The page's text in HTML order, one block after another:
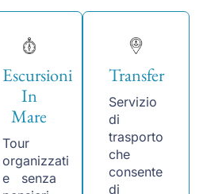
Escursioni
In
Mare
Tour
organizzati
e senza
Transfer
Servizio
di
trasporto
che
consente
di